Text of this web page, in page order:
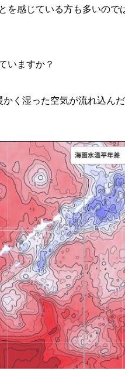
Sitakke
【暮ら
【札幌
【道北
を感じている方も多いので
いますか？
く湿った空気が流れ込ん